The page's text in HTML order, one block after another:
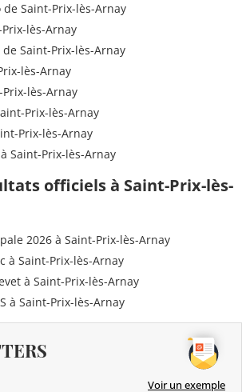
Saint-Prix-lès-Arnay
lès-Arnay
Saint-Prix-lès-Arnay
lès-Arnay
lès-Arnay
Prix-lès-Arnay
Prix-lès-Arnay
Saint-Prix-lès-Arnay
officiels à Saint-Prix-lès-
2026 à Saint-Prix-lès-Arnay
à Saint-Prix-lès-Arnay
à Saint-Prix-lès-Arnay
à Saint-Prix-lès-Arnay
Voir un exemple